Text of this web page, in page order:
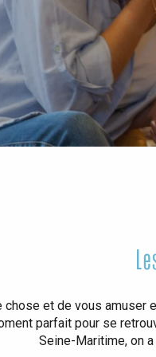
chose et de vous
parfait pour se
Seine-Maritime, on